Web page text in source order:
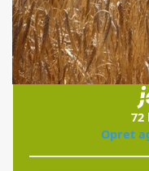
i
72
Opret